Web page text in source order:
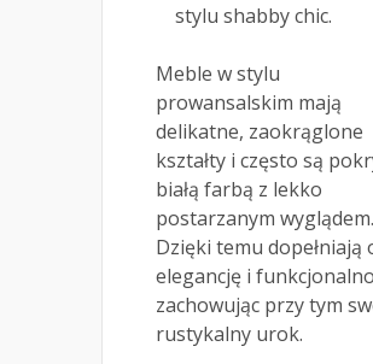
stylu shabby chic.
Meble w stylu
prowansalskim mają
delikatne, zaokrąglone
kształty i często są
białą farbą z lekko
postarzanym wyglądem.
Dzięki temu dopełniają
elegancję i
zachowując przy tym
rustykalny urok.